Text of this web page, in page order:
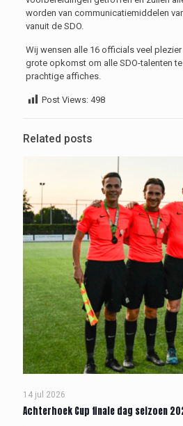
worden van communicatiemiddelen
vanuit de SDO.
Wij wensen alle 16 officials veel
grote opkomst om alle SDO-talenten
prachtige affiches.
Post Views: 498
Related posts
14 jul 2026
Achterhoek Cup finale dag seizoen